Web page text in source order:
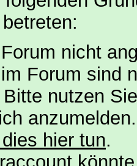
nicht
Forum sind
nutzen
hier tun.